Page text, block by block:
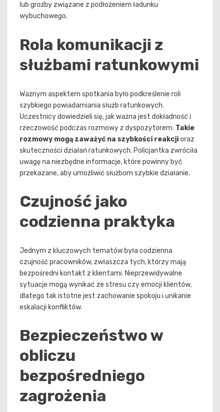
lub groźby związane z podłożeniem ładunku
wybuchowego.
Rola komunikacji z
służbami ratunkowymi
Ważnym aspektem spotkania było podkreślenie roli
szybkiego powiadamiania służb ratunkowych.
Uczestnicy dowiedzieli się, jak ważna jest dokładność i
rzeczowość podczas rozmowy z dyspozytorem. Takie
rozmowy mogą zaważyć na szybkości reakcjioraz
skuteczności działań ratunkowych. Policjantka zwróciła
uwagę na niezbędne informacje, które powinny być
przekazane, aby umożliwić służbom szybkie działanie.
Czujność jako
codzienna praktyka
Jednym z kluczowych tematów była codzienna
czujność pracowników, zwłaszcza tych, którzy mają
bezpośredni kontakt z klientami. Nieprzewidywalne
sytuacje mogą wynikać ze stresu czy emocji klientów,
dlatego tak istotne jest zachowanie spokoju i unikanie
eskalacji konfliktów.
Bezpieczeństwo w
obliczu
bezpośredniego
zagrożenia